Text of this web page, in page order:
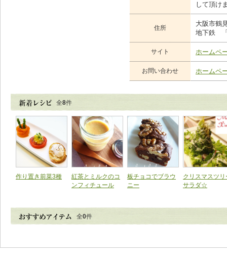
して頂け
住所
大阪市鶴
地下鉄
サイト ホームペ
お問い合わせ ホームペ
全8件
作り置き前菜3種
紅茶とミルクのコ
ンフィチュール
板チョコでブラウ
ニー
クリスマスツリ
サラダ☆
全0件